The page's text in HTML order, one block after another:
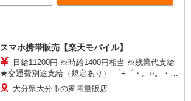
スマホ携帯販売【楽天モバイル】
日給11200円 ※時給1400円相当 ※残業代支給
★交通費別途支給（規定あり） ゜+゜・。○。・゜
+゜・。○。・゜+゜ 入社祝い金10万円支給(規定
有) お友達を紹介頂くと, インセンティブ支給(規定
大分県大分市の家電量販店